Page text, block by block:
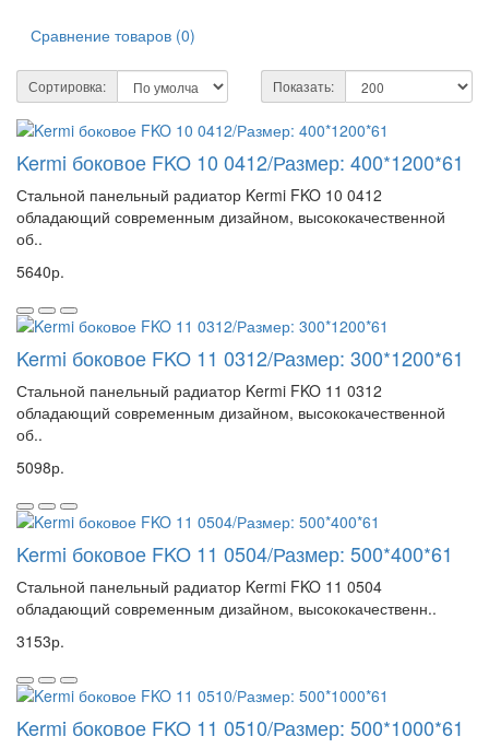
Сравнение товаров (0)
Сортировка: Показать:
Kermi боковое FKO 10 0412/Размер: 400*1200*61
Стальной панельный радиатор Kermi FKO 10 0412
обладающий современным дизайном, высококачественной
об..
5640р.
Kermi боковое FKO 11 0312/Размер: 300*1200*61
Стальной панельный радиатор Kermi FKO 11 0312
обладающий современным дизайном, высококачественной
об..
5098р.
Kermi боковое FKO 11 0504/Размер: 500*400*61
Стальной панельный радиатор Kermi FKO 11 0504
обладающий современным дизайном, высококачественн..
3153р.
Kermi боковое FKO 11 0510/Размер: 500*1000*61